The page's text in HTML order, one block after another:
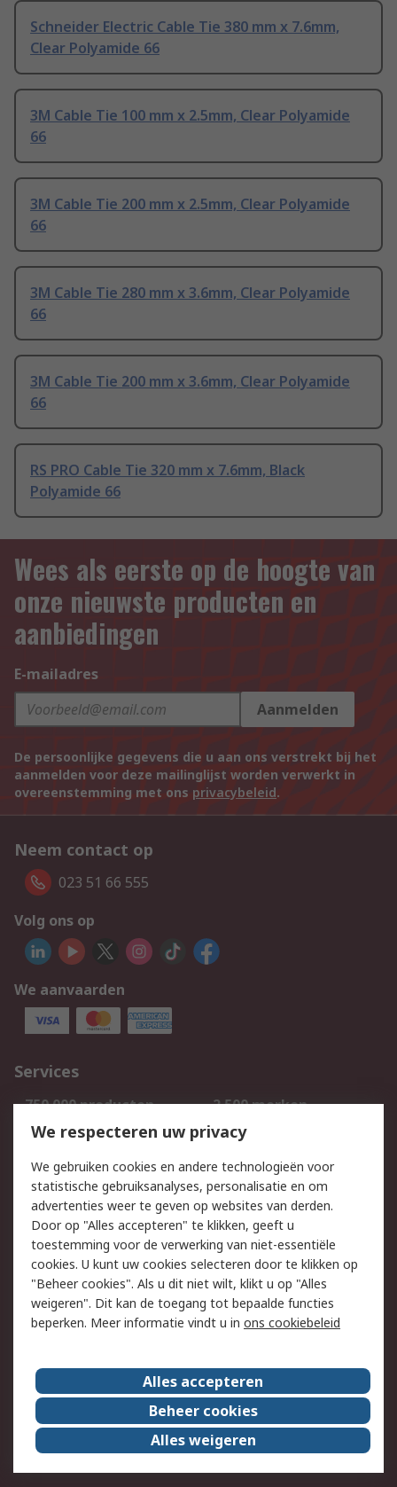
Schneider Electric Cable Tie 380 mm x 7.6mm,
Clear Polyamide 66
3M Cable Tie 100 mm x 2.5mm, Clear Polyamide
66
3M Cable Tie 200 mm x 2.5mm, Clear Polyamide
66
3M Cable Tie 280 mm x 3.6mm, Clear Polyamide
66
3M Cable Tie 200 mm x 3.6mm, Clear Polyamide
66
RS PRO Cable Tie 320 mm x 7.6mm, Black
Polyamide 66
Wees als eerste op de hoogte van
onze nieuwste producten en
aanbiedingen
E-mailadres
Aanmelden
De persoonlijke gegevens die u aan ons verstrekt bij het
aanmelden voor deze mailinglijst worden verwerkt in
overeenstemming met ons privacybeleid.
Neem contact op
023 51 66 555
Volg ons op
We aanvaarden
Services
750.000 producten
2.500 merken
Bestellen
Inkoopoplossingen
Track & Trace
Wettelijk
Cookiebeleid
Email veiligheid
Privacybeleid
Websitevoorwaarden
Algemene
verkoopvoorwaarden
Over RS
RS Group
Over ons
RS wereldwijd
Werken bij RS
ESG
We respecteren uw privacy
We gebruiken cookies en andere technologieën voor
statistische gebruiksanalyses, personalisatie en om
advertenties weer te geven op websites van derden.
Door op "Alles accepteren" te klikken, geeft u
toestemming voor de verwerking van niet-essentiële
cookies. U kunt uw cookies selecteren door te klikken op
"Beheer cookies". Als u dit niet wilt, klikt u op "Alles
weigeren". Dit kan de toegang tot bepaalde functies
beperken. Meer informatie vindt u in ons cookiebeleid
Alles accepteren
Beheer cookies
Alles weigeren